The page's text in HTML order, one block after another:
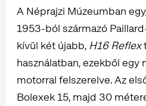
A Néprajzi Múzeumban
1953-ból származó
kívül két újabb, H16 Reflex
használatban, ezekből egy
motorral felszerelve. Az
Bolexek 15, majd 30